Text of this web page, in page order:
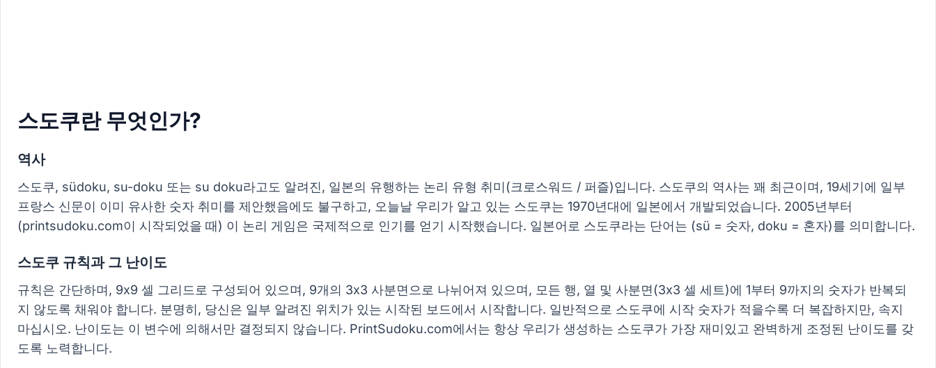
스도쿠란 무엇인가?
역사
스도쿠, südoku, su-doku 또는 su doku라고도 알려진, 일본의 유행하는 논리 유형 취미(크로스워드 / 퍼즐)입니다. 스도쿠의 역사는 꽤 최근이며, 19세기에 일부
프랑스 신문이 이미 유사한 숫자 취미를 제안했음에도 불구하고, 오늘날 우리가 알고 있는 스도쿠는 1970년대에 일본에서 개발되었습니다. 2005년부터
(printsudoku.com이 시작되었을 때) 이 논리 게임은 국제적으로 인기를 얻기 시작했습니다. 일본어로 스도쿠라는 단어는 (sü = 숫자, doku = 혼자)를 의미합니다.
스도쿠 규칙과 그 난이도
규칙은 간단하며, 9x9 셀 그리드로 구성되어 있으며, 9개의 3x3 사분면으로 나뉘어져 있으며, 모든 행, 열 및 사분면(3x3 셀 세트)에 1부터 9까지의 숫자가 반복되
지 않도록 채워야 합니다. 분명히, 당신은 일부 알려진 위치가 있는 시작된 보드에서 시작합니다. 일반적으로 스도쿠에 시작 숫자가 적을수록 더 복잡하지만, 속지
마십시오. 난이도는 이 변수에 의해서만 결정되지 않습니다. PrintSudoku.com에서는 항상 우리가 생성하는 스도쿠가 가장 재미있고 완벽하게 조정된 난이도를 갖
도록 노력합니다.